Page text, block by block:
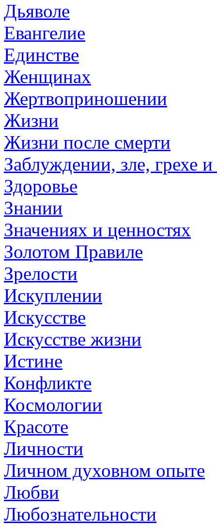
Дьяволе
Евангелие
Единстве
Женщинах
Жертвоприношении
Жизни
Жизни после смерти
Заблуждении, зле, грехе
Здоровье
Знании
Значениях и ценностях
Золотом Правиле
Зрелости
Искуплении
Искусстве
Искусстве жизни
Истине
Конфликте
Космологии
Красоте
Личности
Личном духовном опыте
Любви
Любознательности